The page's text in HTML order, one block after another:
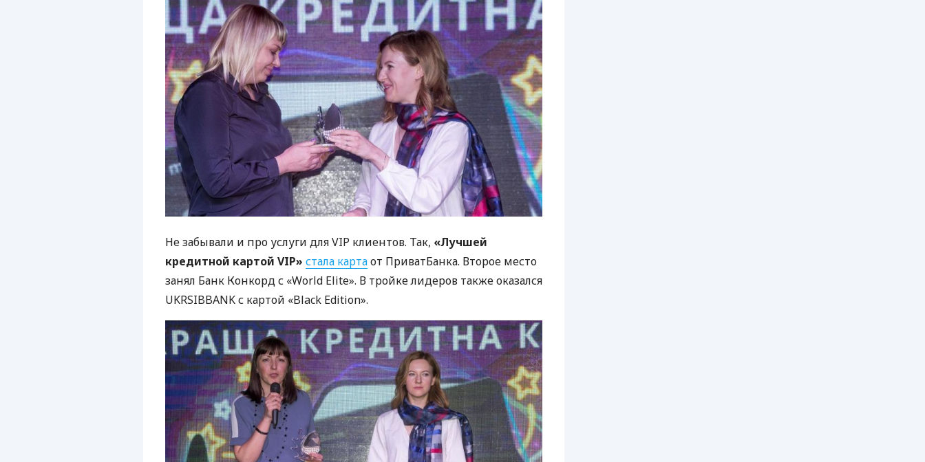
Не забывали и про услуги дляVIP клиентов. Так, «Лучшей
кредитной картой VIP» стала картаот ПриватБанка. Второе место
занял Банк Конкорд с «World Elite». В тройке лидеров также оказался
UKRSIBBANKс картой «Black Edition».